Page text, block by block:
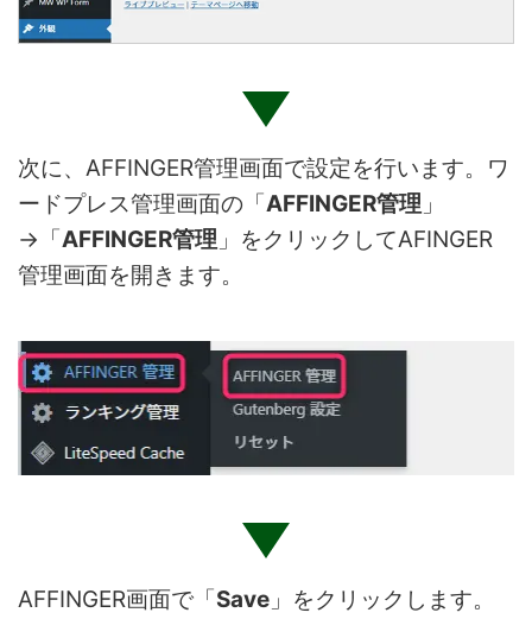
次に、AFFINGER管理画面で設定を行います。ワ
ードプレス管理画面の「AFFINGER管理 」
→「AFFINGER管理 」をクリックしてAFINGER
管理画面を開きます。
AFFINGER画面で「Save 」をクリックします。